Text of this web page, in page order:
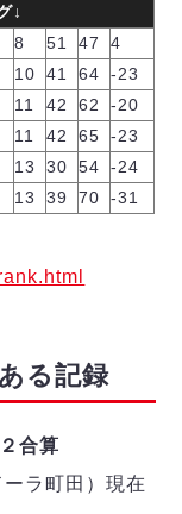
↓
8 51 47
4
10 41 64
-23
11 42 62
-20
11 42 65
-23
13 30 54
-24
13 39 70 -31
る記録
合算
ラ町田）現在